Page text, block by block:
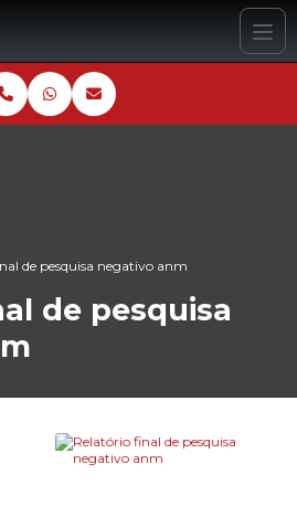
de pesquisa negativo anm
de pesquisa